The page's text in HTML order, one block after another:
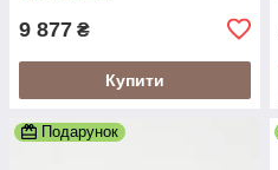
9 877 ₴
Купити
Подарунок